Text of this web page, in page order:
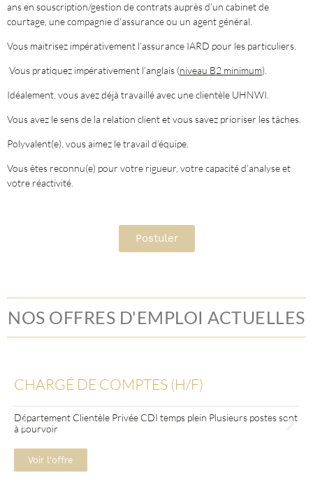
ans en souscription/gestion de contrats auprès d’un cabinet de
courtage, une compagnie d’assurance ou un agent général.
Vous maitrisez impérativement l’assurance IARD pour les particuliers.
Vous pratiquez impérativement l’anglais (niveau B2 minimum).
Idéalement, vous avez déjà travaillé avec une clientèle UHNWI.
Vous avez le sens de la relation client et vous savez prioriser les tâches.
Polyvalent(e), vous aimez le travail d’équipe.
Vous êtes reconnu(e) pour votre rigueur, votre capacité d’analyse et
votre réactivité.
Postuler
NOS OFFRES D'EMPLOI ACTUELLES
CHARGÉ DE COMPTES (H/F)
Département Clientèle Privée CDI temps plein Plusieurs postes sont
à pourvoir
Voir l'offre